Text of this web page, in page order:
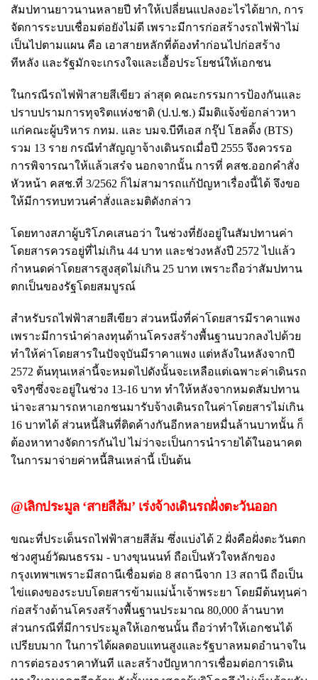
สัมปทานยาวนานหลายปี ทำให้เปลี่ยนแปลงอะไรได้ยาก, การ
จัดการระบบเชื่อมต่อยังไม่ดี เพราะมีการก่อสร้างรถไฟฟ้าไม่
เป็นไปตามแผน คือ เอาสายหลักที่ต้องทำก่อนไปก่อสร้าง
ทีหลัง และรัฐมักจะเกรงใจและเอื้อประโยชน์ให้เอกชน
ในกรณีรถไฟฟ้าสายสีเขียว ล่าสุด คณะกรรมการป้องกันและ
ปราบปรามการทุจริตแห่งชาติ (ป.ป.ช.) มีมติแจ้งข้อกล่าวหา
แก่คณะผู้บริหาร กทม. และ บมจ.บีทีเอส กรุ๊ป โฮลดิ้ง (BTS)
รวม 13 ราย กรณีทำสัญญาจ้างเดินรถเมื่อปี 2555 จึงควรรอ
การพิจารณาให้แล้วเสร๋จ นอกจากนั้น การที่ คสช.ออกคำสั่ง
หัวหน้า คสช.ที่ 3/2562 ก็ไม่สามารถแก้ปัญหาเรื่องนี้ได้ จึงขอ
ให้มีการทบทวนคำสั่งและมติดังกล่าว
โดยทางสภาผู้บริโภคเสนอว่า ในช่วงที่ยังอยู่ในสัมปทานค่า
โดยสารควรอยู่ที่ไม่เกิน 44 บาท และช่วงหลังปี 2572 ไปแล้ว
กำหนดค่าโดยสารสูงสุดไม่เกิน 25 บาท เพราะถือว่าสัมปทาน
ตกเป็นของรัฐโดยสมบูรณ์
สำหรับรถไฟฟ้าสายสีเขียว ส่วนหนึ่งที่ค่าโดยสารมีราคาแพง
เพราะมีการนำค่าลงทุนด้านโครงสร้างพื้นฐานบวกลงไปด้วย
ทำให้ค่าโดยสารในปัจจุบันมีราคาแพง แต่หลังในหลังจากปี
2572 ต้นทุนเหล่านี้จะหมดไปดังนั้นจะเหลือแต่เฉพาะค่าเดินรถ
จริงๆซึ่งจะอยู่ในช่วง 13-16 บาท ทำให้หลังจากหมดสัมปทาน
น่าจะสามารถหาเอกชนมารับจ้างเดินรถในค่าโดยสารไม่เกิน
16 บาทได้ ส่วนหนี้สินที่ติดค้างกันอีกหลายหมื่นล้านบาทนั้น ก็
ต้องหาทางจัดการกันไป ไม่ว่าจะเป็นการนำรายได้ในอนาคต
ในการมาจ่ายค่าหนี้สินเหล่านี้ เป็นต้น
@เลิกประมูล ‘สายสีส้ม’ เร่งจ้างเดินรถฝั่งตะวันออก
ขณะที่ประเด็นรถไฟฟ้าสายสีส้ม ซึ่งแบ่งได้ 2 ฝั่งคือฝั่งตะวันตก
ช่วงศูนย์วัฒนธรรม - บางขุนนนท์ ถือเป็นหัวใจหลักของ
กรุงเทพฯเพราะมีสถานีเชื่อมต่อ 8 สถานีจาก 13 สถานี ถือเป็น
ไข่แดงของระบบโดยสารข้ามแม่น้ำเจ้าพระยา โดยมีต้นทุนค่า
ก่อสร้างด้านโครงสร้างพื้นฐานประมาณ 80,000 ล้านบาท
ส่วนกรณีที่มีการประมูลให้เอกชนนั้น ถือว่าทำให้เอกชนได้
เปรียบมาก ในการได้ผลตอบแทนสูงและรัฐบาลหมดอำนาจใน
การต่อรองราคาทันที และสร้างปัญหาการเชื่อมต่อการเดิน